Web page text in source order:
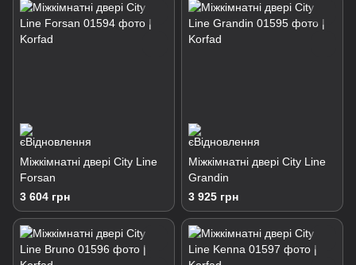
Міжкімнатні двері City Line
Forsan
3 604 грн
Міжкімнатні двері City Line
Grandin
3 925 грн